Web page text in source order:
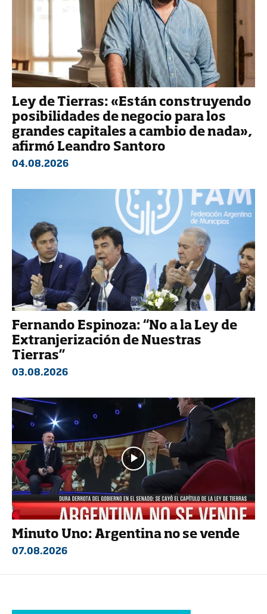
Ley de Tierras: «Están construyendo
posibilidades de negocio para los
grandes capitales a cambio de nada»,
afirmó Leandro Santoro
04.08.2026
Fernando Espinoza: “No a la Ley de
Extranjerización de Nuestras
Tierras”
03.08.2026
Minuto Uno: Argentina no se vende
07.08.2026